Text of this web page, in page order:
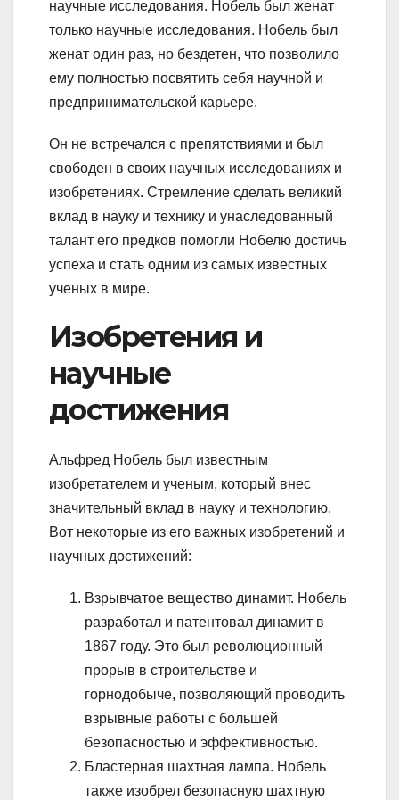
научные исследования. Нобель был женат
только научные исследования. Нобель был
женат один раз, но бездетен, что позволило
ему полностью посвятить себя научной и
предпринимательской карьере.
Он не встречался с препятствиями и был
свободен в своих научных исследованиях и
изобретениях. Стремление сделать великий
вклад в науку и технику и унаследованный
талант его предков помогли Нобелю достичь
успеха и стать одним из самых известных
ученых в мире.
Изобретения и
научные
достижения
Альфред Нобель был известным
изобретателем и ученым, который внес
значительный вклад в науку и технологию.
Вот некоторые из его важных изобретений и
научных достижений:
Взрывчатое вещество динамит. Нобель
разработал и патентовал динамит в
1867 году. Это был революционный
прорыв в строительстве и
горнодобыче, позволяющий проводить
взрывные работы с большей
безопасностью и эффективностью.
Бластерная шахтная лампа. Нобель
также изобрел безопасную шахтную